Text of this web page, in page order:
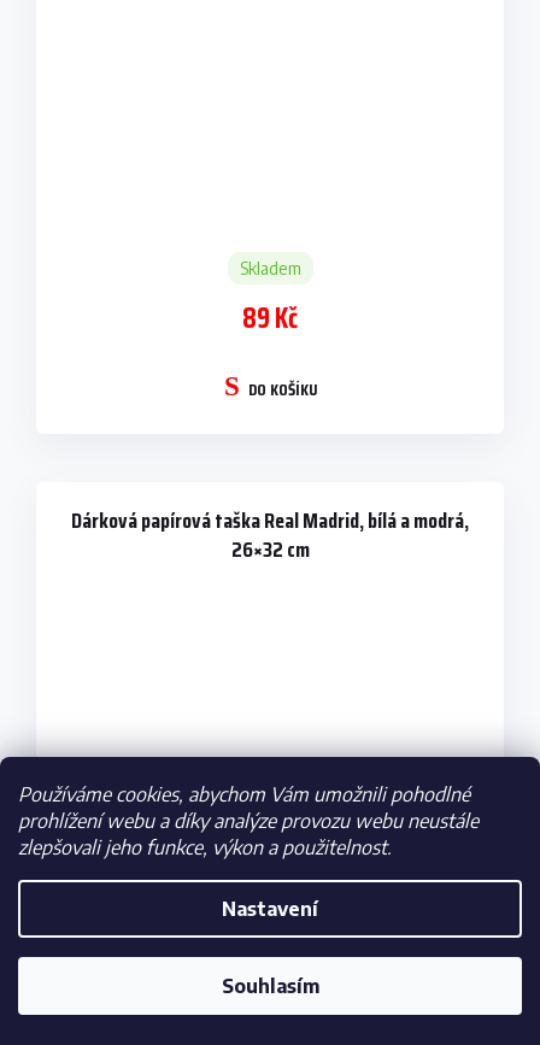
Používáme cookies, abychom Vám umožnili pohodlné
prohlížení webu a díky analýze provozu webu neustále
zlepšovali jeho funkce, výkon a použitelnost.
Nastavení
Souhlasím
Skladem
89 Kč
DO KOŠÍKU
Dárková papírová taška Real Madrid, bílá a modrá,
26×32 cm
99 Kč